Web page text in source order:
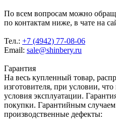
По всем вопросам можно
по контактам ниже, в чате на
Тел.: +7 (4942) 77-08-06
Email: sale@shinbery.ru
Гарантия
На весь купленный товар,
изготовителя, при условии,
условия эксплуатации.
покупки. Гарантийным
производственные дефекты: